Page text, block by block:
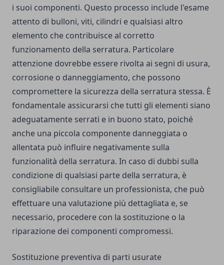
i suoi componenti. Questo processo include l'esame
attento di bulloni, viti, cilindri e qualsiasi altro
elemento che contribuisce al corretto
funzionamento della serratura. Particolare
attenzione dovrebbe essere rivolta ai segni di usura,
corrosione o danneggiamento, che possono
compromettere la sicurezza della serratura stessa. È
fondamentale assicurarsi che tutti gli elementi siano
adeguatamente serrati e in buono stato, poiché
anche una piccola componente danneggiata o
allentata può influire negativamente sulla
funzionalità della serratura. In caso di dubbi sulla
condizione di qualsiasi parte della serratura, è
consigliabile consultare un professionista, che può
effettuare una valutazione più dettagliata e, se
necessario, procedere con la sostituzione o la
riparazione dei componenti compromessi.
Sostituzione preventiva di parti usurate